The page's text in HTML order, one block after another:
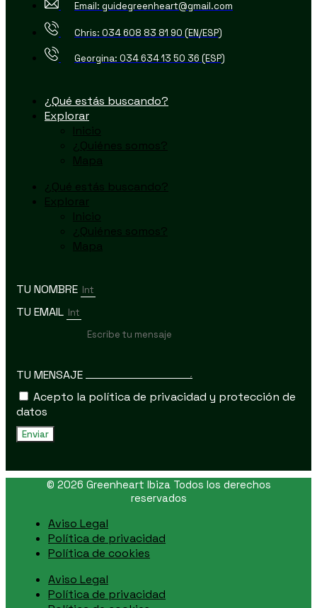
Email: guidegreenheart@gmail.com
Chris: 034 608 83 81 90 (EN/ESP)
Georgina: 034 634 13 50 36 (ESP)
¿Qué estás buscando?
Explorar
Inicio
¿Quiénes somos?
Mapa
¿Qué estás buscando?
Explorar
Inicio
¿Quiénes somos?
Mapa
TU NOMBRE
TU EMAIL
TU MENSAJE
Acepto la política de privacidad y protección de
datos
Enviar
© 2026 Greenheart Ibiza Todos los derechos
reservados
Aviso Legal
Política de privacidad
Política de cookies
Aviso Legal
Política de privacidad